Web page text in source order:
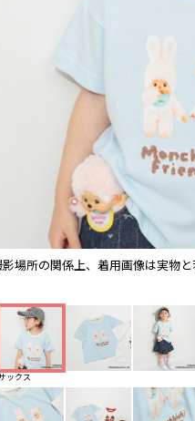
場所の関係上、着用画像は実物と
ックス